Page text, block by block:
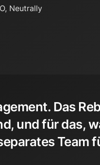
Neutrally
Das
und für das,
Team